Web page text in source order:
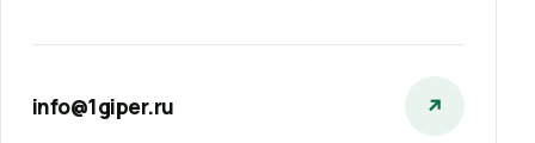
info@1giper.ru ↗